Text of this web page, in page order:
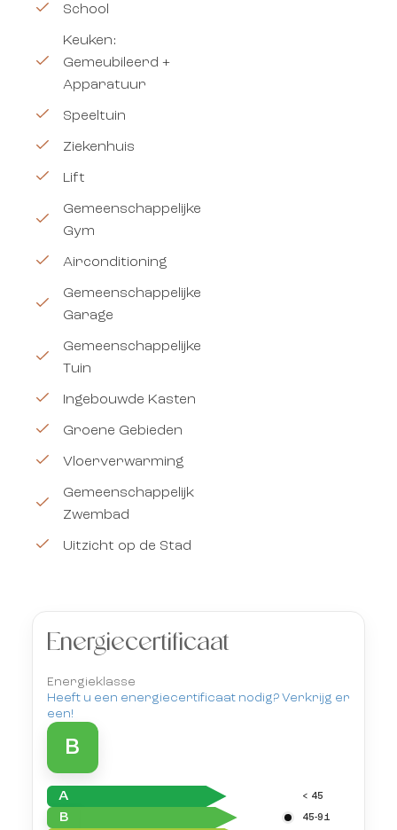
School
Keuken:
Gemeubileerd +
Apparatuur
Speeltuin
Ziekenhuis
Lift
Gemeenschappelijke
Gym
Airconditioning
Gemeenschappelijke
Garage
Gemeenschappelijke
Tuin
Ingebouwde Kasten
Groene Gebieden
Vloerverwarming
Gemeenschappelijk
Zwembad
Uitzicht op de Stad
Energiecertificaat
Energieklasse
Heeft u een energiecertificaat nodig? Verkrijg er
een!
B
A < 45
B 45-91